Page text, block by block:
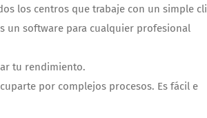
los centros que trabaje con un simple
un software para cualquier profesional
tu rendimiento.
por complejos procesos. Es fácil e